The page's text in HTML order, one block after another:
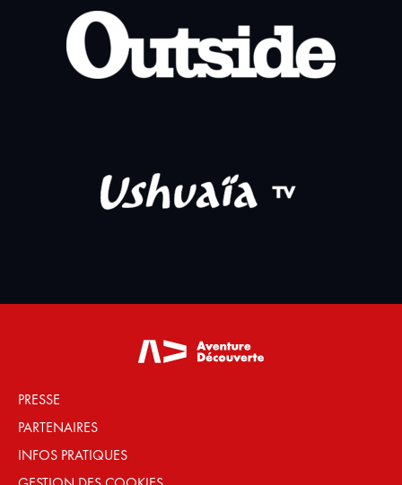
PRESSE
PARTENAIRES
INFOS PRATIQUES